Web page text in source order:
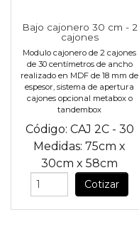
Bajo cajonero 30 cm - 2
cajones
Modulo cajonero de 2 cajones
de 30 centímetros de ancho
realizado en MDF de 18 mm de
espesor, sistema de apertura
cajones opcional metabox o
tandembox
Código: CAJ 2C - 30
Medidas: 75cm x
30cm x 58cm
Cotizar